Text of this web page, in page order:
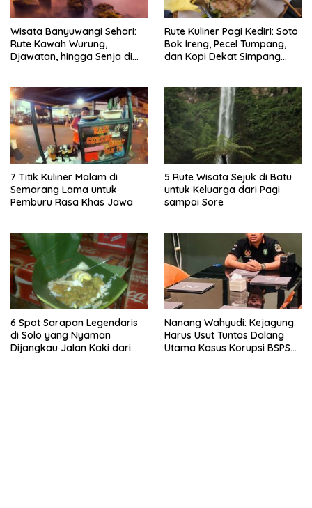
Wisata Banyuwangi Sehari:
Rute Kawah Wurung,
Djawatan, hingga Senja di
Rute Kuliner Pagi Kediri: Soto
Bok Ireng, Pecel Tumpang,
dan Kopi Dekat Simpang
7 Titik Kuliner Malam di
Semarang Lama untuk
Pemburu Rasa Khas Jawa
5 Rute Wisata Sejuk di Batu
untuk Keluarga dari Pagi
sampai Sore
6 Spot Sarapan Legendaris
di Solo yang Nyaman
Dijangkau Jalan Kaki dari
Nanang Wahyudi: Kejagung
Harus Usut Tuntas Dalang
Utama Kasus Korupsi BSPS